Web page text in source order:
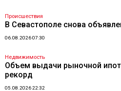
Происшествия
В Севастополе снова
06.08.2026 07:30
Недвижимость
Объем выдачи рыночной
рекорд
05.08.2026 22:32